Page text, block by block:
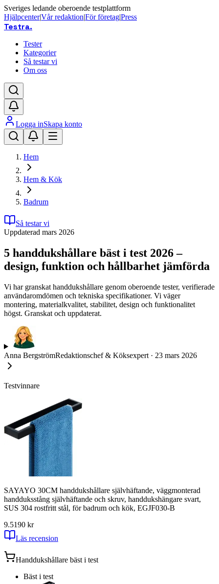
Sveriges ledande oberoende testplattform
Hjälpcenter|Vår redaktion|För företag|Press
Testra.
Tester
Kategorier
Så testar vi
Om oss
Logga inSkapa konto
Hem
Hem & Kök
Badrum
Så testar vi
Uppdaterad mars 2026
5 handdukshållare bäst i test 2026 –
design, funktion och hållbarhet jämförda
Vi har granskat handdukshållare genom oberoende tester, verifierade
användaromdömen och tekniska specifikationer. Vi väger
montering, materialkvalitet, stabilitet, design och funktionalitet
högst. Granskat och uppdaterat.
Anna BergströmRedaktionschef & Köksexpert · 23 mars 2026
Testvinnare
SAYAYO 30CM handdukshållare självhäftande, väggmonterad
handduksstång självhäftande och skruv, handdukshängare svart,
SUS 304 rostfritt stål, för badrum och kök, EGJF030-B
9.5190 kr
Läs recension
Handdukshållare bäst i test
Bäst i test